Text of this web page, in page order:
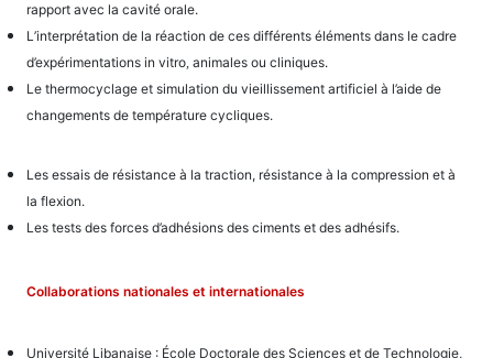
rapport avec la cavité orale.
L’interprétation de la réaction de ces différents éléments dans le cadre
d’expérimentations in vitro, animales ou cliniques.
Le thermocyclage et simulation du vieillissement artificiel à l’aide de
changements de température cycliques.
Les essais de résistance à la traction, résistance à la compression et à
la flexion.
Les tests des forces d’adhésions des ciments et des adhésifs.
Collaborations nationales et internationales
Université Libanaise : École Doctorale des Sciences et de Technologie,